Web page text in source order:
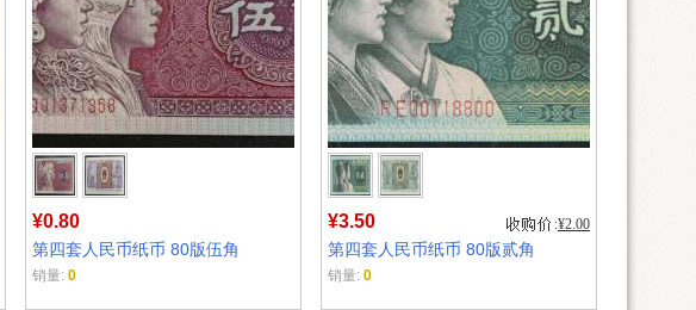
¥0.80
第四套人民币纸币 80版伍角
销量: 0
¥3.50 ¥2.00
第四套人民币纸币 80版贰角
销量: 0